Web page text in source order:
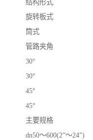
结构形式
旋转板式
筒式
管路夹角
30°
30°
45°
45°
主要规格
dn50～600(2”～24”)